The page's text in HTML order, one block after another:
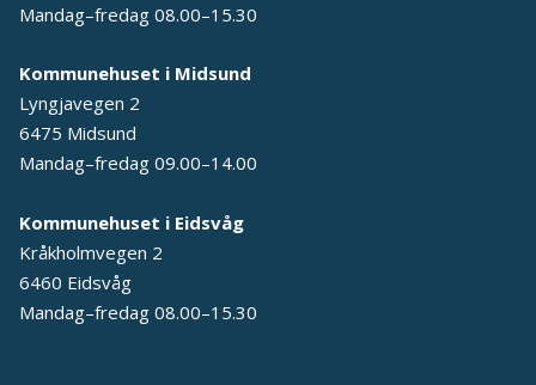
Mandag–fredag 08.00–15.30
Kommunehuset i Midsund
Lyngjavegen 2
6475 Midsund
Mandag–fredag 09.00–14.00
Kommunehuset i Eidsvåg
Kråkholmvegen 2
6460 Eidsvåg
Mandag–fredag 08.00–15.30